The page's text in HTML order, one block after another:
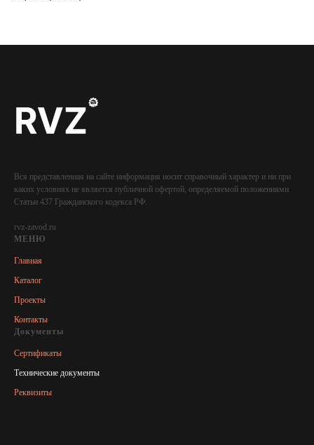
Вся представленная на сайте информация носит справочный характер и ни при
каких условиях не является публичной офертой, определяемой положениями
Статьи 437 Гражданского кодекса РФ.
rvz-zavod.ru
МЕНЮ
Главная
Каталог
Проекты
Контакты
Документы
Сертификаты
Технические документы
Реквизиты